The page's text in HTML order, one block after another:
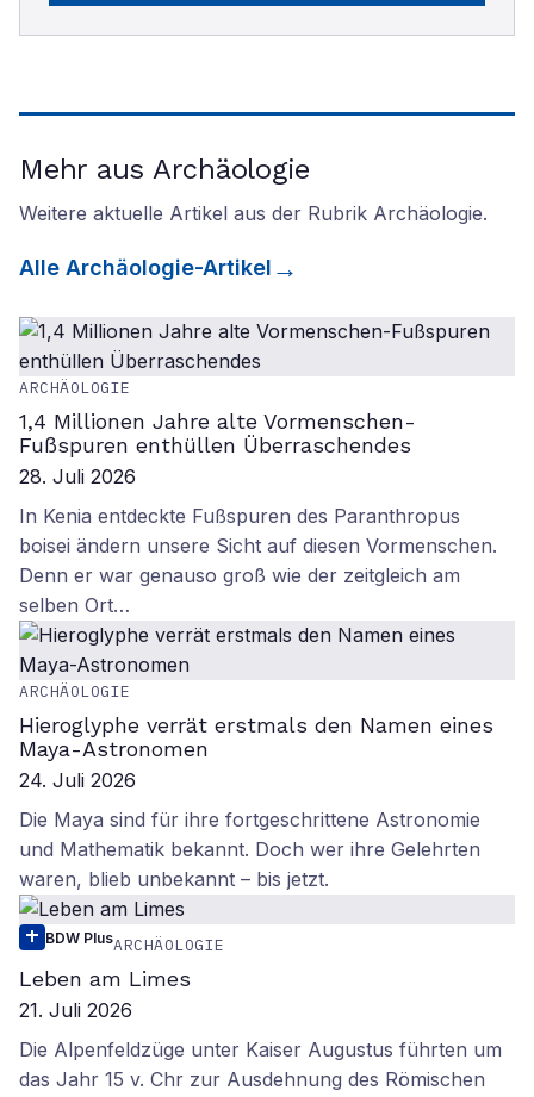
Mehr aus Archäologie
Weitere aktuelle Artikel aus der Rubrik Archäologie.
Alle Archäologie-Artikel
ARCHÄOLOGIE
1,4 Millionen Jahre alte Vormenschen-
Fußspuren enthüllen Überraschendes
28. Juli 2026
In Kenia entdeckte Fußspuren des Paranthropus
boisei ändern unsere Sicht auf diesen Vormenschen.
Denn er war genauso groß wie der zeitgleich am
selben Ort…
ARCHÄOLOGIE
Hieroglyphe verrät erstmals den Namen eines
Maya-Astronomen
24. Juli 2026
Die Maya sind für ihre fortgeschrittene Astronomie
und Mathematik bekannt. Doch wer ihre Gelehrten
waren, blieb unbekannt – bis jetzt.
BDW PlusARCHÄOLOGIE
Leben am Limes
21. Juli 2026
Die Alpenfeldzüge unter Kaiser Augustus führten um
das Jahr 15 v. Chr zur Ausdehnung des Römischen